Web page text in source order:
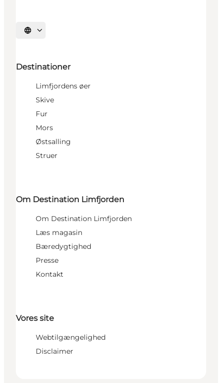
Vælg sprog
Destinationer
Limfjordens øer
Skive
Fur
Mors
Østsalling
Struer
Om Destination Limfjorden
Om Destination Limfjorden
Læs magasin
Bæredygtighed
Presse
Kontakt
Vores site
Webtilgængelighed
Disclaimer